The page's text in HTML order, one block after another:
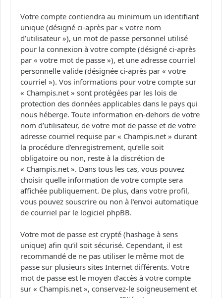
Votre compte contiendra au minimum un identifiant
unique (désigné ci-après par « votre nom
d’utilisateur »), un mot de passe personnel utilisé
pour la connexion à votre compte (désigné ci-après
par « votre mot de passe »), et une adresse courriel
personnelle valide (désignée ci-après par « votre
courriel »). Vos informations pour votre compte sur
« Champis.net » sont protégées par les lois de
protection des données applicables dans le pays qui
nous héberge. Toute information en-dehors de votre
nom d’utilisateur, de votre mot de passe et de votre
adresse courriel requise par « Champis.net » durant
la procédure d’enregistrement, qu’elle soit
obligatoire ou non, reste à la discrétion de
« Champis.net ». Dans tous les cas, vous pouvez
choisir quelle information de votre compte sera
affichée publiquement. De plus, dans votre profil,
vous pouvez souscrire ou non à l’envoi automatique
de courriel par le logiciel phpBB.
Votre mot de passe est crypté (hashage à sens
unique) afin qu’il soit sécurisé. Cependant, il est
recommandé de ne pas utiliser le même mot de
passe sur plusieurs sites Internet différents. Votre
mot de passe est le moyen d’accès à votre compte
sur « Champis.net », conservez-le soigneusement et